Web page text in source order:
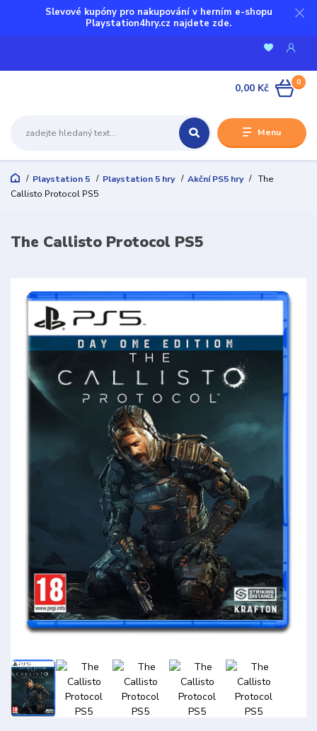
Slevové kupóny pro nakupování v herním e-shopu
Playstation4hry.cz najdete zde.
Menu
0
0,00 Kč
Playstation 5 Playstation 5 hry Akční PS5 hry
The
Callisto Protocol PS5
The Callisto Protocol PS5